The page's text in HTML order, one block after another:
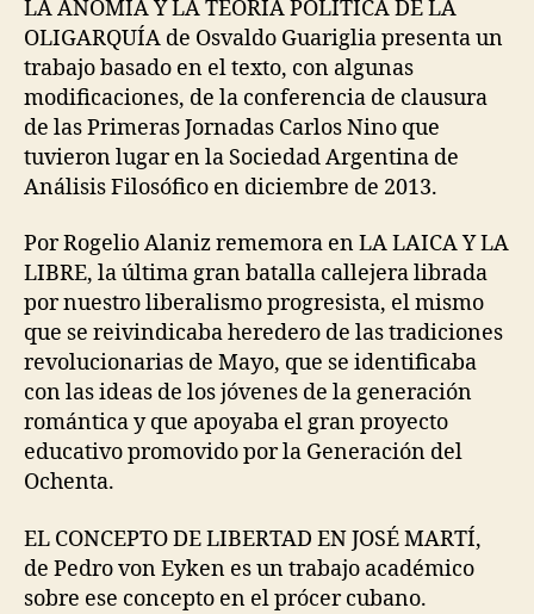
LA ANOMIA Y LA TEORÍA POLÍTICA DE LA
OLIGARQUÍA de Osvaldo Guariglia presenta un
trabajo basado en el texto, con algunas
modificaciones, de la conferencia de clausura
de las Primeras Jornadas Carlos Nino que
tuvieron lugar en la Sociedad Argentina de
Análisis Filosófico en diciembre de 2013.
Por Rogelio Alaniz rememora en LA LAICA Y LA
LIBRE, la última gran batalla callejera librada
por nuestro liberalismo progresista, el mismo
que se reivindicaba heredero de las tradiciones
revolucionarias de Mayo, que se identificaba
con las ideas de los jóvenes de la generación
romántica y que apoyaba el gran proyecto
educativo promovido por la Generación del
Ochenta.
EL CONCEPTO DE LIBERTAD EN JOSÉ MARTÍ,
de Pedro von Eyken es un trabajo académico
sobre ese concepto en el prócer cubano.